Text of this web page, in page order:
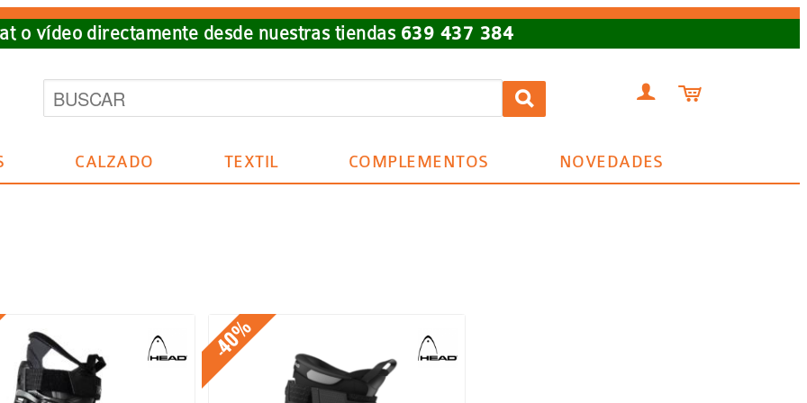
o vídeo directamente desde nuestras tiendas 639 437 384
 
CALZADO TEXTIL COMPLEMENTOS NOVEDADES
-40%